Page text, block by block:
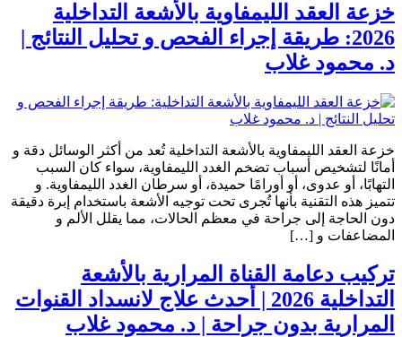
خزعة العقد الليمفاوية بالأشعة التداخلية
2026: طريقة إجراء الفحص و تحليل النتائج |
د. محمود غلاب
خزعة العقد الليمفاوية بالأشعة التداخلية تُعد من أكثر الوسائل دقة و
أمانًا لتشخيص أسباب تضخم الغدد الليمفاوية، سواء كان السبب
التهابًا، أو عدوى، أو أورامًا حميدة، أو سرطان الغدد الليمفاوية. و
تتميز هذه التقنية بأنها تُجرى تحت توجيه الأشعة باستخدام إبرة دقيقة
دون الحاجة إلى جراحة في معظم الحالات، مما يقلل الألم و
المضاعفات و […]
تركيب دعامة القناة المرارية بالأشعة
التداخلية 2026 | أحدث علاج لانسداد القنوات
المرارية بدون جراحة | د. محمود غلاب